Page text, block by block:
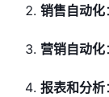
销售自动化
营销自动化
报表和分析